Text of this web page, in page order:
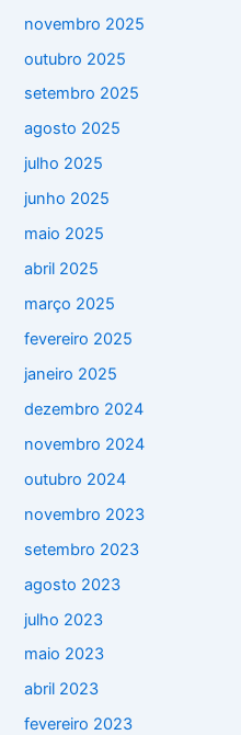
novembro 2025
outubro 2025
setembro 2025
agosto 2025
julho 2025
junho 2025
maio 2025
abril 2025
março 2025
fevereiro 2025
janeiro 2025
dezembro 2024
novembro 2024
outubro 2024
novembro 2023
setembro 2023
agosto 2023
julho 2023
maio 2023
abril 2023
fevereiro 2023